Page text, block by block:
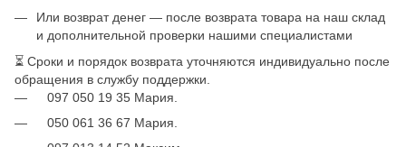
Или возврат денег — после возврата товара на наш склад
и дополнительной проверки нашими специалистами
⏳ Сроки и порядок возврата уточняются индивидуально после
обращения в службу поддержки.
097 050 19 35 Мария.
050 061 36 67 Мария.